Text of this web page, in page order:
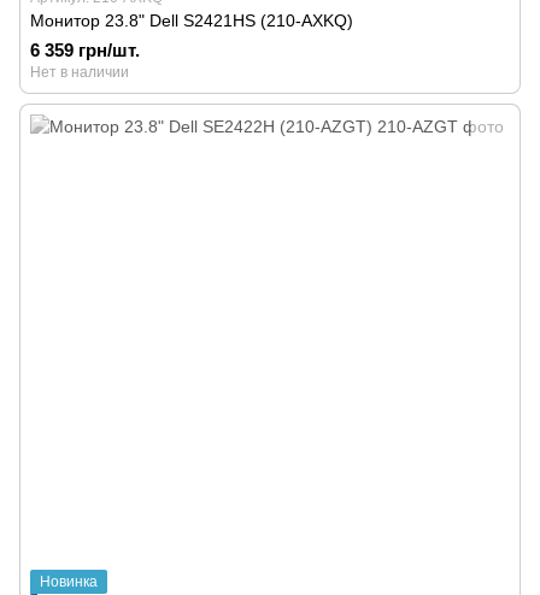
Монитор 23.8" Dell S2421HS (210-AXKQ)
6 359 грн/шт.
Нет в наличии
Новинка